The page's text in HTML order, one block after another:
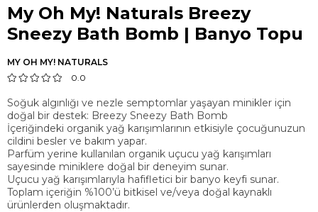
My Oh My! Naturals Breezy
Sneezy Bath Bomb | Banyo Topu
MY OH MY! NATURALS
0.0
Soğuk algınlığı ve nezle semptomlar yaşayan minikler için
doğal bir destek: Breezy Sneezy Bath Bomb
İçeriğindeki organik yağ karışımlarının etkisiyle çocuğunuzun
cildini besler ve bakım yapar.
Parfüm yerine kullanılan organik uçucu yağ karışımları
sayesinde miniklere doğal bir deneyim sunar.
Uçucu yağ karışımlarıyla hafifletici bir banyo keyfi sunar.
Toplam içeriğin %100’ü bitkisel ve/veya doğal kaynaklı
ürünlerden oluşmaktadır.